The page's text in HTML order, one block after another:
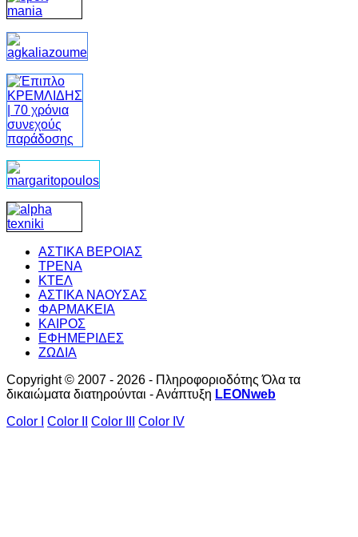
ΑΣΤΙΚΑ ΒΕΡΟΙΑΣ
ΤΡΕΝΑ
ΚΤΕΛ
ΑΣΤΙΚΑ ΝΑΟΥΣΑΣ
ΦΑΡΜΑΚΕΙΑ
ΚΑΙΡΟΣ
ΕΦΗΜΕΡΙΔΕΣ
ΖΩΔΙΑ
Copyright © 2007 - 2026 - Πληροφοριοδότης Όλα τα
δικαιώματα διατηρούνται - Ανάπτυξη LEONweb
Color I
Color II Color III Color IV